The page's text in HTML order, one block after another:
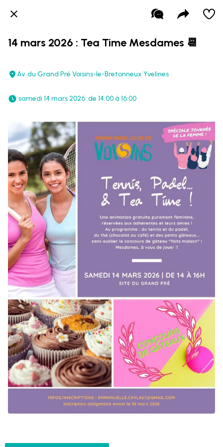
14 mars 2026 : Tea Time Mesdames 📆
Av. du Grand Pré Voisins-le-Bretonneux Yvelines
samedi 14 mars 2026  de 14:00 à 16:00